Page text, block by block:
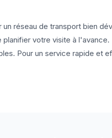
réseau de transport bien
votre visite à
Pour un service rapide et